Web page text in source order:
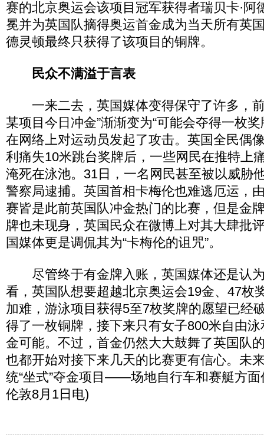
赛的北京奥运会该项目冠军获得者瑞贝卡·阿
冕并为英国队摘得奥运首金成为当天所有英
德灵顿最终只获得了该项目的铜牌。
民众不满溢于言表
一来二去，英国媒体变得保守了许多，前
某项目今日冲金”渐渐变为“可能会夺得一枚
在网络上对运动员发起了攻击。英国全民偶
利痛失10米跳台奖牌后，一些网民在推特上
淹死在泳池。31日，一名网民甚至被以威胁
警察局逮捕。英国首相卡梅伦也难逃厄运，
赛皆是此前英国队冲金热门的比赛，但是金
牌也未现身，英国民众在微博上对其大肆批
国媒体更是调侃其为“卡梅伦的诅咒”。
尽管终于有金牌入账，英国媒体还是认
看，英国队想要超越北京奥运会19金、47枚
加难，游泳项目获得5至7枚奖牌的愿望已经
得了一枚铜牌，接下来只有女子800米自由
金可能。不过，首金仍然大大鼓舞了英国队
也都开始对接下来几天的比赛更有信心。未
统“坐式”夺金项目——场地自行车和赛艇方
伦敦8月1日电)